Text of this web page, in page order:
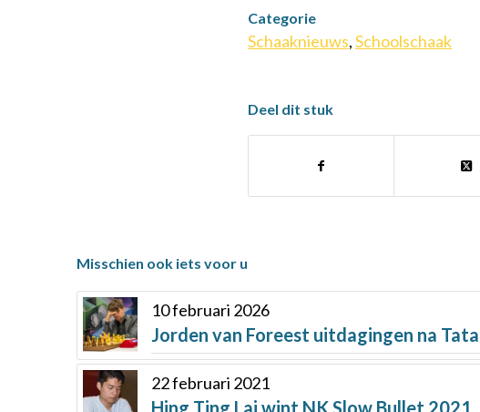
Categorie
Schaaknieuws,Schoolschaak
Deel dit stuk
Misschien ook iets voor u
10 februari 2026
Jorden van Foreest uitdagingen na Tata
22 februari 2021